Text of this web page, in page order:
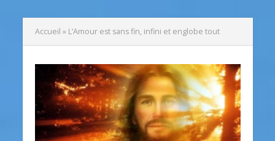
Accueil » L’Amour est sans fin, infini et englobe tout